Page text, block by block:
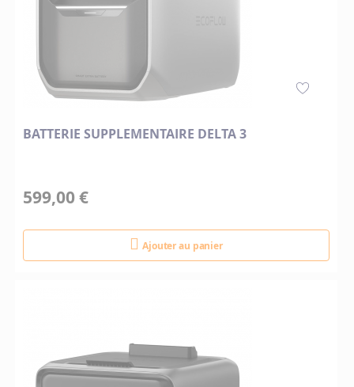
BATTERIE SUPPLEMENTAIRE DELTA 3
599,00 €
Ajouter au panier